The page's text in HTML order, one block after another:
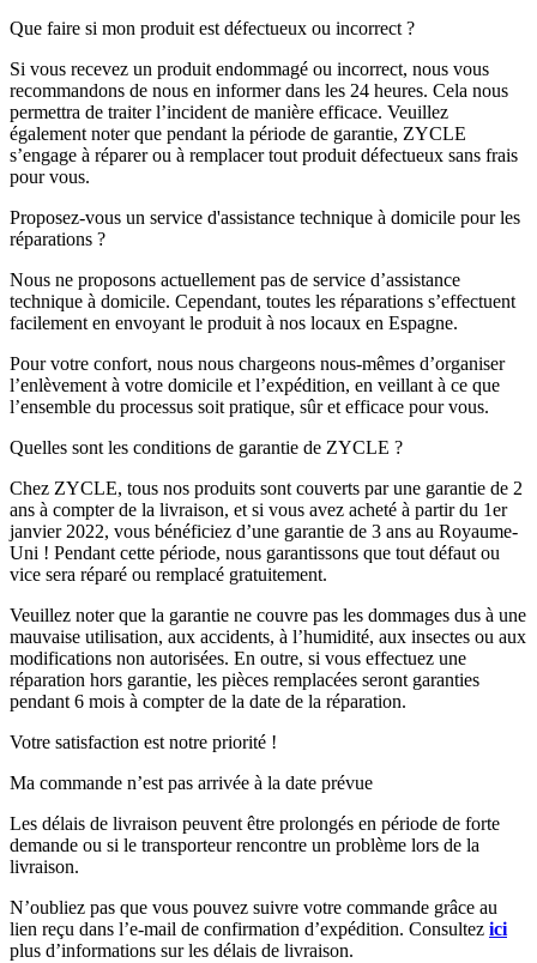
Que faire si mon produit est défectueux ou incorrect ?
Si vous recevez un produit endommagé ou incorrect, nous vous
recommandons de nous en informer dans les 24 heures. Cela nous
permettra de traiter l’incident de manière efficace. Veuillez
également noter que pendant la période de garantie, ZYCLE
s’engage à réparer ou à remplacer tout produit défectueux sans frais
pour vous.
Proposez-vous un service d'assistance technique à domicile pour les
réparations ?
Nous ne proposons actuellement pas de service d’assistance
technique à domicile. Cependant, toutes les réparations s’effectuent
facilement en envoyant le produit à nos locaux en Espagne.
Pour votre confort, nous nous chargeons nous-mêmes d’organiser
l’enlèvement à votre domicile et l’expédition, en veillant à ce que
l’ensemble du processus soit pratique, sûr et efficace pour vous.
Quelles sont les conditions de garantie de ZYCLE ?
Chez ZYCLE, tous nos produits sont couverts par une garantie de 2
ans à compter de la livraison, et si vous avez acheté à partir du 1er
janvier 2022, vous bénéficiez d’une garantie de 3 ans au Royaume-
Uni ! Pendant cette période, nous garantissons que tout défaut ou
vice sera réparé ou remplacé gratuitement.
Veuillez noter que la garantie ne couvre pas les dommages dus à une
mauvaise utilisation, aux accidents, à l’humidité, aux insectes ou aux
modifications non autorisées. En outre, si vous effectuez une
réparation hors garantie, les pièces remplacées seront garanties
pendant 6 mois à compter de la date de la réparation.
Votre satisfaction est notre priorité !
Ma commande n’est pas arrivée à la date prévue
Les délais de livraison peuvent être prolongés en période de forte
demande ou si le transporteur rencontre un problème lors de la
livraison.
N’oubliez pas que vous pouvez suivre votre commande grâce au
lien reçu dans l’e-mail de confirmation d’expédition. Consultez ici
plus d’informations sur les délais de livraison.